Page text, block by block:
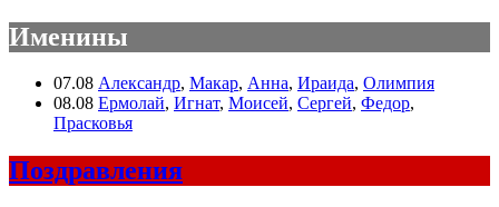
Именины
07.08 Александр, Макар, Анна, Ираида, Олимпия
08.08 Ермолай, Игнат, Моисей, Сергей, Федор,
Прасковья
Поздравления